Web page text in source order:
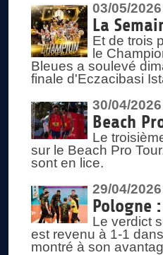
03/05/2026
La
Et de trois
le
Bleues a soulevé
finale d'Eczacibasi
30/04/2026
Beach
Le
sur le Beach Pro
sont en lice.
29/04/2026
Pologne
Le verdict
est revenu à 1-1
montré à son